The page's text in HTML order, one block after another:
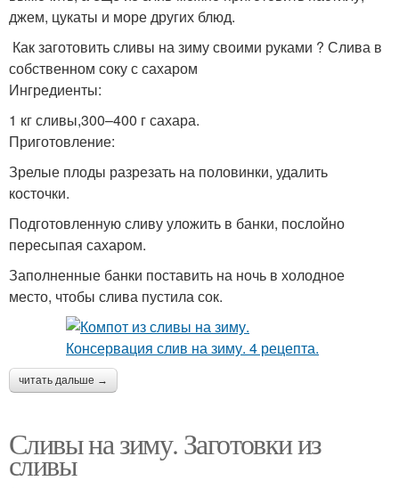
джем, цукаты и море других блюд.
Как заготовить сливы на зиму своими руками ? Слива в
собственном соку с сахаром
Ингредиенты:
1 кг сливы,300–400 г сахара.
Приготовление:
Зрелые плоды разрезать на половинки, удалить
косточки.
Подготовленную сливу уложить в банки, послойно
пересыпая сахаром.
Заполненные банки поставить на ночь в холодное
место, чтобы слива пустила сок.
читать дальше →
Сливы на зиму. Заготовки из
сливы